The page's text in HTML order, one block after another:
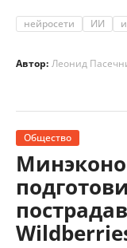
нейросети ИИ
Автор: Леонид
Общество